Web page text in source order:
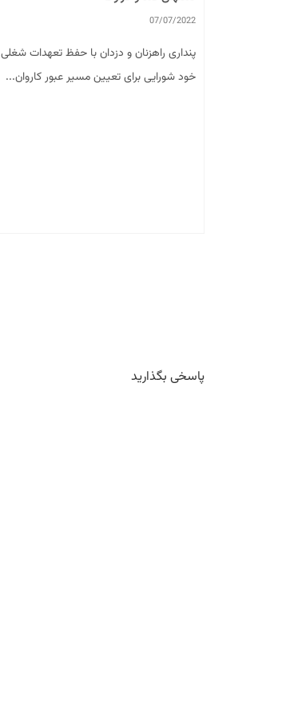
07/07/2022
پنداری راهزنان و دزدان با حفظ تعهدات شغلی
خود شورایی برای تعیین مسیر عبور کاروان...
پاسخی بگذارید